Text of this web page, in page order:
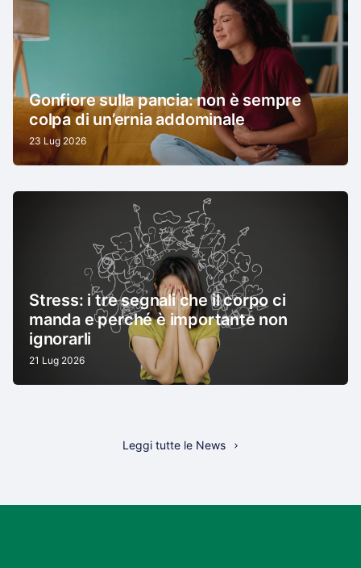
Gonfiore sulla pancia: non è sempre
colpa di un’ernia addominale
23 Lug 2026
Stress: i tre segnali che il corpo ci
manda e perché è importante non
ignorarli
21 Lug 2026
Leggi tutte le News